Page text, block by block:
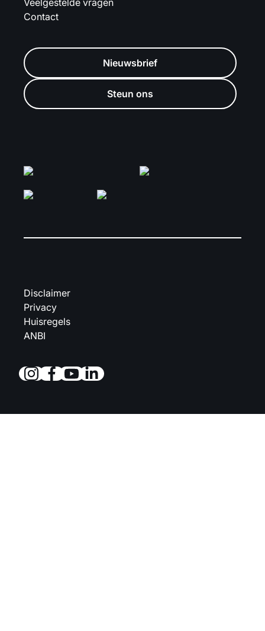
Veelgestelde vragen
Contact
Nieuwsbrief
Steun ons
Disclaimer
Privacy
Huisregels
ANBI